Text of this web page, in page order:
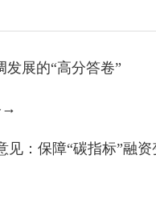
发展的“高分答卷”
→
：保障“碳指标”融